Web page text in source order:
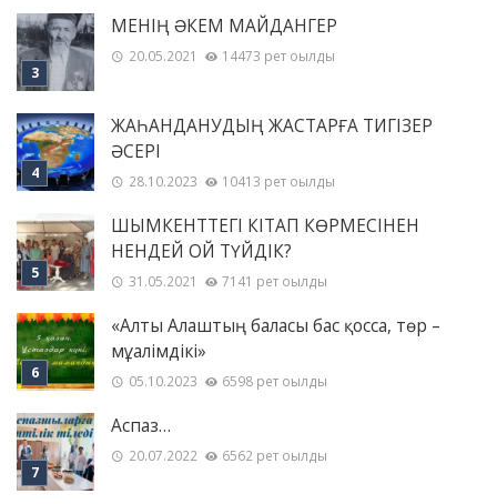
МЕНІҢ ƏКЕМ МАЙДАНГЕР
20.05.2021 14473 рет оқылды
ЖАҺАНДАНУДЫҢ ЖАСТАРҒА ТИГІЗЕР
ӘСЕРІ
28.10.2023 10413 рет оқылды
ШЫМКЕНТТЕГІ КІТАП КӨРМЕСІНЕН
НЕНДЕЙ ОЙ ТҮЙДІК?
31.05.2021 7141 рет оқылды
«Алты Алаштың баласы бас қосса, төр –
мұғалімдікі»
05.10.2023 6598 рет оқылды
Аспаз…
20.07.2022 6562 рет оқылды